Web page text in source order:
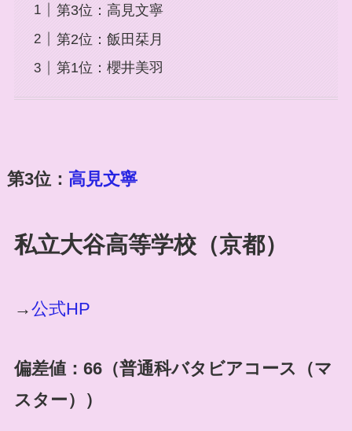
第3位：高見文寧
第2位：飯田栞月
第1位：櫻井美羽
第3位： 高見文寧
私立大谷高等学校（京都）
→公式HP
偏差値：66（普通科バタビアコース（マ
スター））